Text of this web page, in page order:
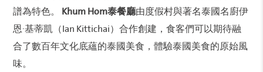
譜為特色。
Khum Hom泰餐廳由度假村與著名泰國名廚伊
恩·基蒂凱（Ian Kittichai）合作創建，食客們可以期待融
合了數百年文化底蘊的泰國美食，體驗泰國美食的原始風
味。